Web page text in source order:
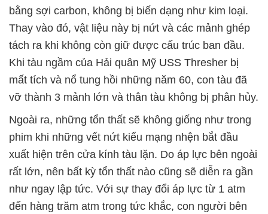
bằng sợi carbon, không bị biến dạng như kim loại.
Thay vào đó, vật liệu này bị nứt và các mảnh ghép
tách ra khi không còn giữ được cấu trúc ban đầu.
Khi tàu ngầm của Hải quân Mỹ USS Thresher bị
mất tích và nổ tung hồi những năm 60, con tàu đã
vỡ thành 3 mảnh lớn và thân tàu không bị phân hủy.
Ngoài ra, những tổn thất sẽ không giống như trong
phim khi những vết nứt kiểu mạng nhện bắt đầu
xuất hiện trên cửa kính tàu lặn. Do áp lực bên ngoài
rất lớn, nên bất kỳ tổn thất nào cũng sẽ diễn ra gần
như ngay lập tức. Với sự thay đổi áp lực từ 1 atm
đến hàng trăm atm trong tức khắc, con người bên